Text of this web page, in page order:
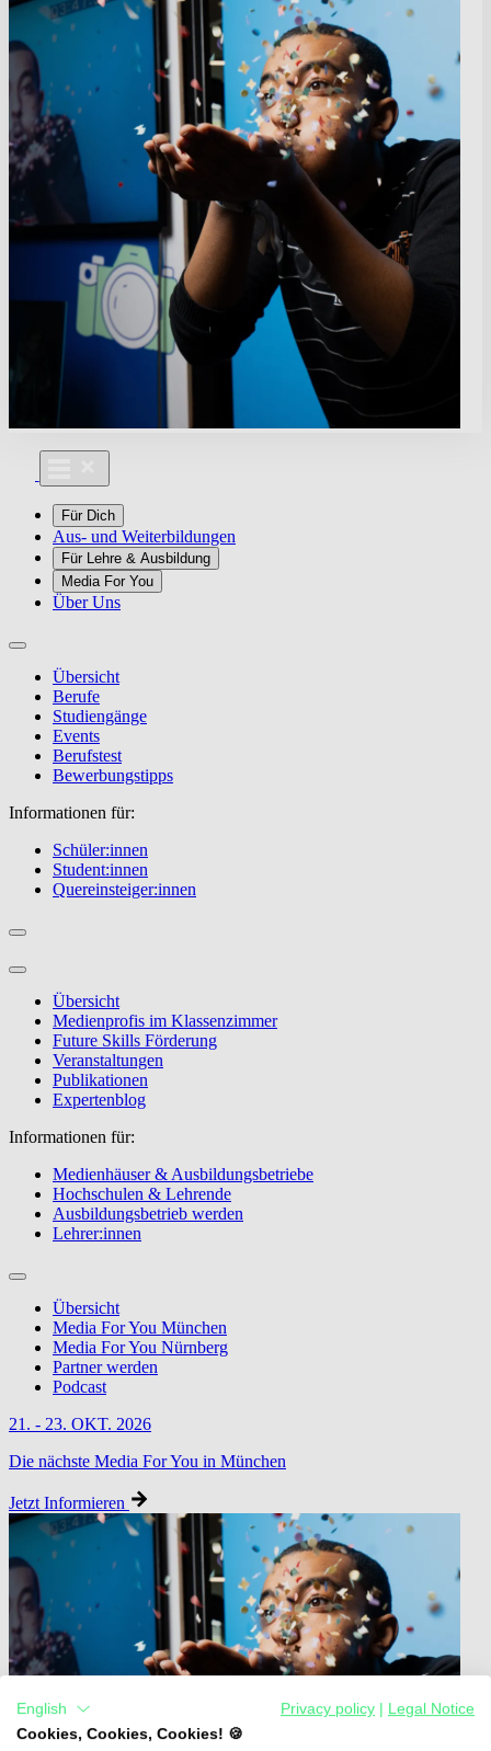
Für Dich
Aus- und Weiterbildungen
Für Lehre & Ausbildung
Media For You
Über Uns
Übersicht
Berufe
Studiengänge
Events
Berufstest
Bewerbungstipps
Informationen für:
Schüler:innen
Student:innen
Quereinsteiger:innen
Übersicht
Medienprofis im Klassenzimmer
Future Skills Förderung
Veranstaltungen
Publikationen
Expertenblog
Informationen für:
Medienhäuser & Ausbildungsbetriebe
Hochschulen & Lehrende
Ausbildungsbetrieb werden
Lehrer:innen
Übersicht
Media For You München
Media For You Nürnberg
Partner werden
Podcast
21. - 23. OKT. 2026
Die nächste Media For You in München
Jetzt Informieren
English Privacy policy
Legal Notice
Cookies, Cookies, Cookies! 🍪